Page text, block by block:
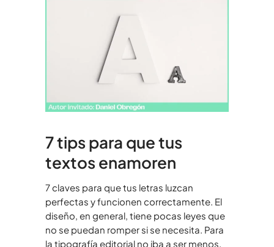
7 tips para que tus
textos enamoren
7 claves para que tus letras luzcan
perfectas y funcionen correctamente. El
diseño, en general, tiene pocas leyes que
no se puedan romper si se necesita. Para
la tipografía editorial no iba a ser menos.